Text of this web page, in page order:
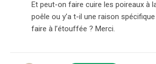
Et peut-on faire cuire les poireaux à
poêle ou y’a t-il une raison
faire à l’étouffée ? Merci.